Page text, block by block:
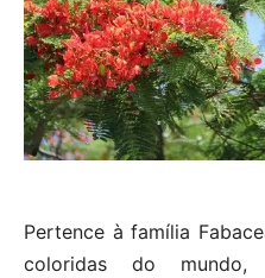
Pertence à família
coloridas do mundo,